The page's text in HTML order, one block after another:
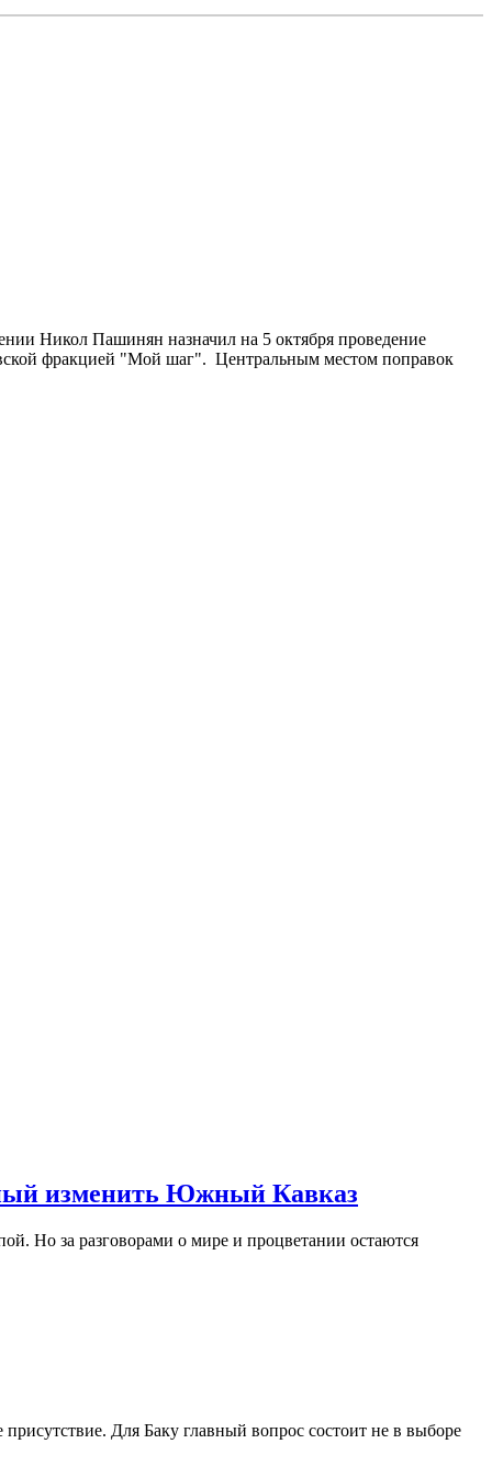
Никол Пашинян назначил на 5 октября проведение
фракцией "Мой шаг". Центральным местом поправок
изменить Южный Кавказ
Но за разговорами о мире и процветании остаются
Для Баку главный вопрос состоит не в выборе